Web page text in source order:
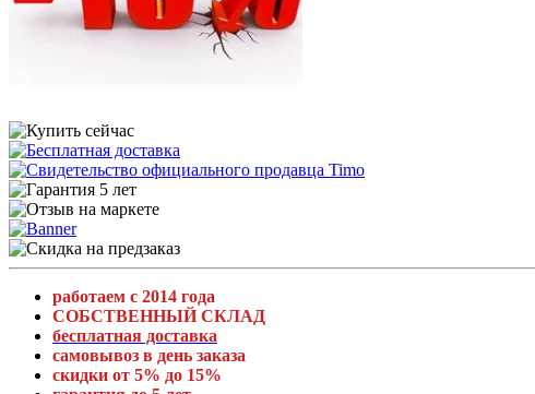
работаем с 2014 года
СОБСТВЕННЫЙ СКЛАД
бесплатная доставка
самовывоз в день заказа
скидки от 5% до 15%